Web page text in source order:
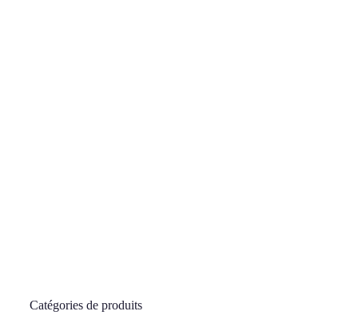
Catégories de produits